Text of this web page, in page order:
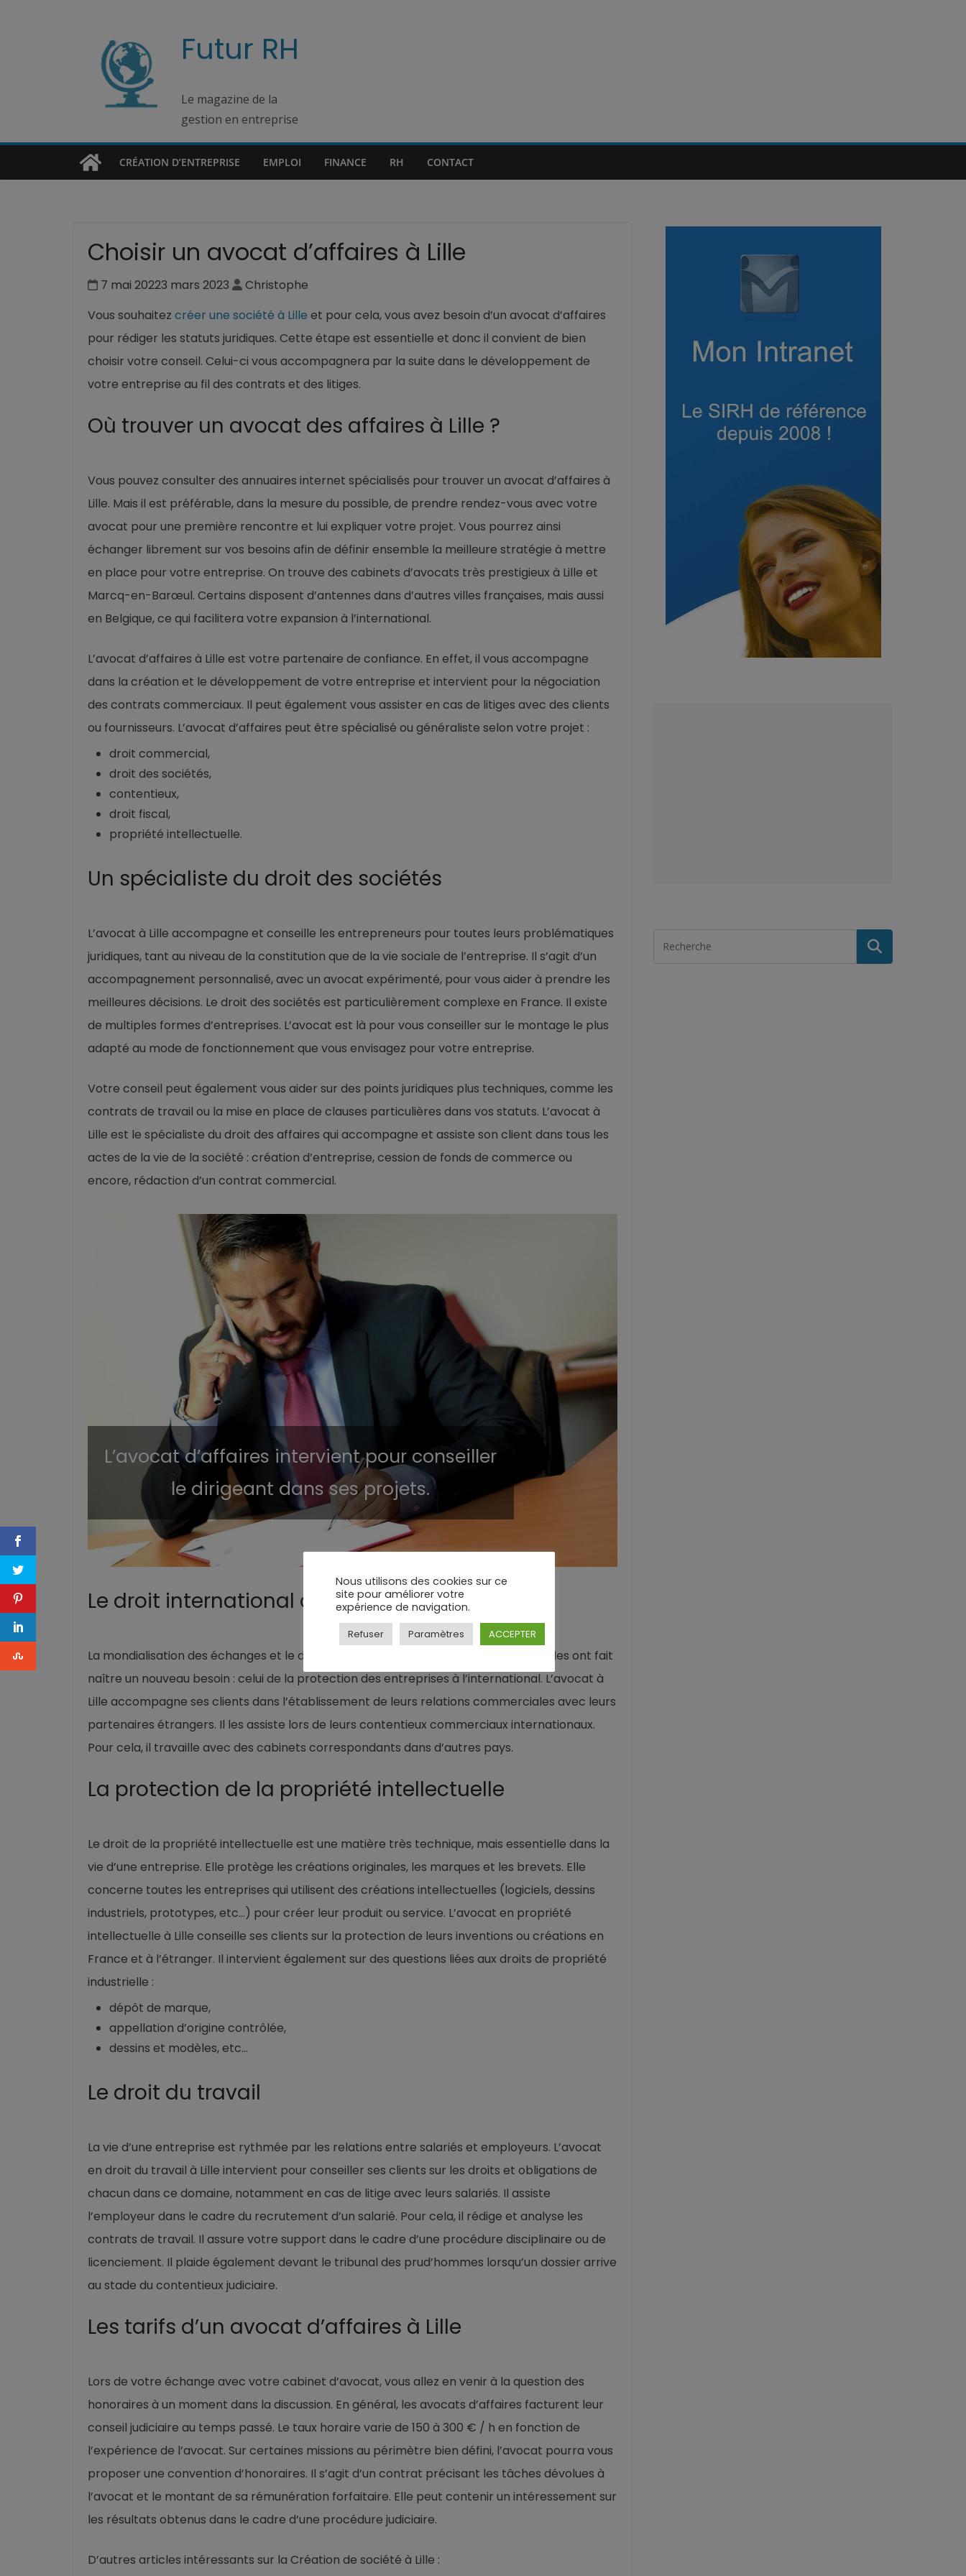
Futur RH
Le magazine de la
gestion en entreprise
CRÉATION D’ENTREPRISE EMPLOI FINANCE RH CONTACT
Choisir un avocat d’affaires à Lille
7 mai 20223 mars 2023
Christophe
Vous souhaitez créer une société à Lille et pour cela, vous avez besoin d’un avocat d’affaires
pour rédiger les statuts juridiques. Cette étape est essentielle et donc il convient de bien
choisir votre conseil. Celui-ci vous accompagnera par la suite dans le développement de
votre entreprise au fil des contrats et des litiges.
Où trouver un avocat des affaires à Lille ?
Vous pouvez consulter des annuaires internet spécialisés pour trouver un avocat d’affaires à
Lille. Mais il est préférable, dans la mesure du possible, de prendre rendez-vous avec votre
avocat pour une première rencontre et lui expliquer votre projet. Vous pourrez ainsi
échanger librement sur vos besoins afin de définir ensemble la meilleure stratégie à mettre
en place pour votre entreprise. On trouve des cabinets d’avocats très prestigieux à Lille et
Marcq-en-Barœul. Certains disposent d’antennes dans d’autres villes françaises, mais aussi
en Belgique, ce qui facilitera votre expansion à l’international.
L’avocat d’affaires à Lille est votre partenaire de confiance. En effet, il vous accompagne
dans la création et le développement de votre entreprise et intervient pour la négociation
des contrats commerciaux. Il peut également vous assister en cas de litiges avec des clients
ou fournisseurs. L’avocat d’affaires peut être spécialisé ou généraliste selon votre projet :
droit commercial,
droit des sociétés,
contentieux,
droit fiscal,
propriété intellectuelle.
Un spécialiste du droit des sociétés
L’avocat à Lille accompagne et conseille les entrepreneurs pour toutes leurs problématiques
juridiques, tant au niveau de la constitution que de la vie sociale de l’entreprise. Il s’agit d’un
accompagnement personnalisé, avec un avocat expérimenté, pour vous aider à prendre les
meilleures décisions. Le droit des sociétés est particulièrement complexe en France. Il existe
de multiples formes d’entreprises. L’avocat est là pour vous conseiller sur le montage le plus
adapté au mode de fonctionnement que vous envisagez pour votre entreprise.
Votre conseil peut également vous aider sur des points juridiques plus techniques, comme les
contrats de travail ou la mise en place de clauses particulières dans vos statuts. L’avocat à
Lille est le spécialiste du droit des affaires qui accompagne et assiste son client dans tous les
actes de la vie de la société : création d’entreprise, cession de fonds de commerce ou
encore, rédaction d’un contrat commercial.
L’avocat d’affaires intervient pour conseiller
le dirigeant dans ses projets.
Le droit international des affaires
La mondialisation des échanges et le développement des entreprises internationales ont fait
naître un nouveau besoin : celui de la protection des entreprises à l’international. L’avocat à
Lille accompagne ses clients dans l’établissement de leurs relations commerciales avec leurs
partenaires étrangers. Il les assiste lors de leurs contentieux commerciaux internationaux.
Pour cela, il travaille avec des cabinets correspondants dans d’autres pays.
La protection de la propriété intellectuelle
Le droit de la propriété intellectuelle est une matière très technique, mais essentielle dans la
vie d’une entreprise. Elle protège les créations originales, les marques et les brevets. Elle
concerne toutes les entreprises qui utilisent des créations intellectuelles (logiciels, dessins
industriels, prototypes, etc…) pour créer leur produit ou service. L’avocat en propriété
intellectuelle à Lille conseille ses clients sur la protection de leurs inventions ou créations en
France et à l’étranger. Il intervient également sur des questions liées aux droits de propriété
industrielle :
dépôt de marque,
appellation d’origine contrôlée,
dessins et modèles, etc…
Le droit du travail
La vie d’une entreprise est rythmée par les relations entre salariés et employeurs. L’avocat
en droit du travail à Lille intervient pour conseiller ses clients sur les droits et obligations de
chacun dans ce domaine, notamment en cas de litige avec leurs salariés. Il assiste
l’employeur dans le cadre du recrutement d’un salarié. Pour cela, il rédige et analyse les
contrats de travail. Il assure votre support dans le cadre d’une procédure disciplinaire ou de
licenciement. Il plaide également devant le tribunal des prud’hommes lorsqu’un dossier arrive
au stade du contentieux judiciaire.
Les tarifs d’un avocat d’affaires à Lille
Lors de votre échange avec votre cabinet d’avocat, vous allez en venir à la question des
honoraires à un moment dans la discussion. En général, les avocats d’affaires facturent leur
conseil judiciaire au temps passé. Le taux horaire varie de 150 à 300 € / h en fonction de
l’expérience de l’avocat. Sur certaines missions au périmètre bien défini, l’avocat pourra vous
proposer une convention d’honoraires. Il s’agit d’un contrat précisant les tâches dévolues à
l’avocat et le montant de sa rémunération forfaitaire. Elle peut contenir un intéressement sur
les résultats obtenus dans le cadre d’une procédure judiciaire.
D’autres articles intéressants sur la Création de société à Lille :
Nous utilisons des cookies sur ce
site pour améliorer votre
expérience de navigation.
Refuser Paramètres ACCEPTER